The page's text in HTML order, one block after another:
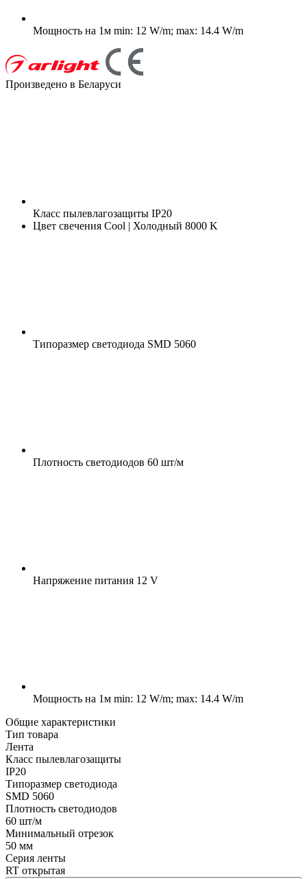
Мощность на 1м min: 12 W/m; max: 14.4 W/m
Произведено в Беларуси
Класс пылевлагозащиты IP20
Цвет свечения Cool | Холодный 8000 K
Типоразмер светодиода SMD 5060
Плотность светодиодов 60 шт/м
Напряжение питания 12 V
Мощность на 1м min: 12 W/m; max: 14.4 W/m
Общие характеристики
Тип товара
Лента
Класс пылевлагозащиты
IP20
Типоразмер светодиода
SMD 5060
Плотность светодиодов
60 шт/м
Минимальный отрезок
50 мм
Серия ленты
RT открытая